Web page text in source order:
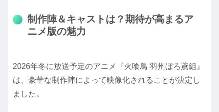
制作陣＆キャストは？期待が高まるア
ニメ版の魅力
2026年冬に放送予定のアニメ『火喰鳥 羽州ぼろ鳶組』
は、豪華な制作陣によって映像化されることが決定し
ました。